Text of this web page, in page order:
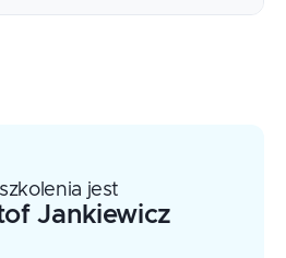
jest
Jankiewicz